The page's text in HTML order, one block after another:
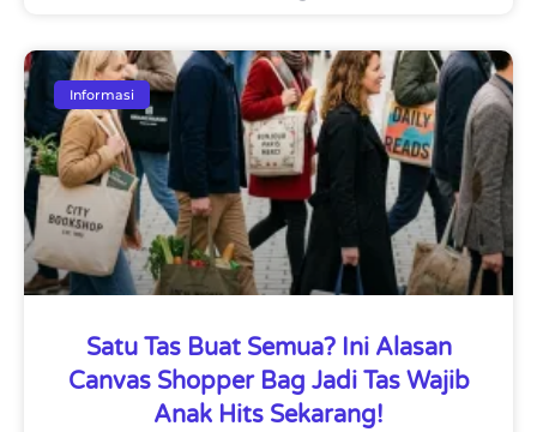
Informasi
Satu Tas Buat Semua? Ini Alasan
Canvas Shopper Bag Jadi Tas Wajib
Anak Hits Sekarang!